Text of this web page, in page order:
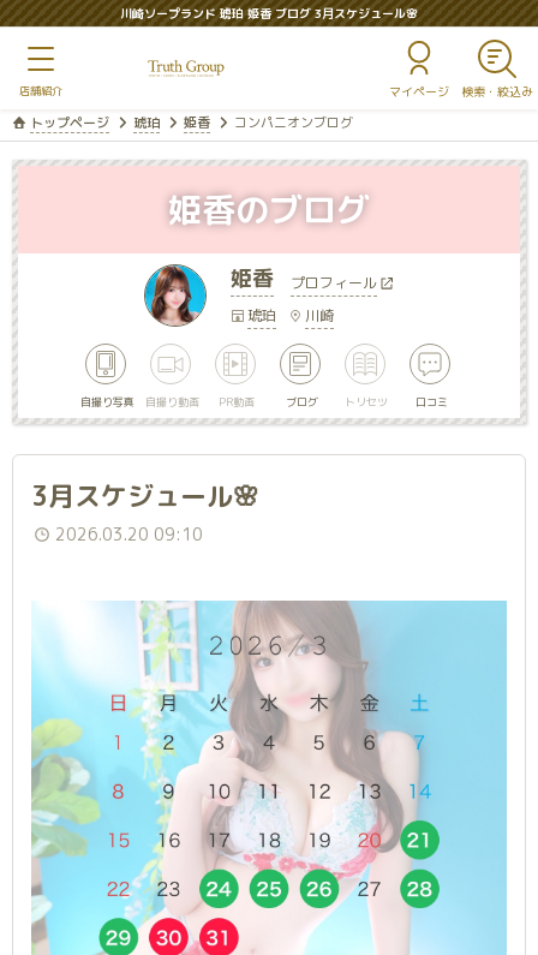
川崎ソープランド 琥珀 姫香 ブログ 3月スケジュール🌸
マイページ
トップページ 琥珀 姫香 コンパニオンブログ
姫香
プロフィール
琥珀
川崎
自撮り写真 自撮り動画 PR動画 ブログ トリセツ 口コミ
姫香のブログ
3月スケジュール🌸
2026.03.20 09:10